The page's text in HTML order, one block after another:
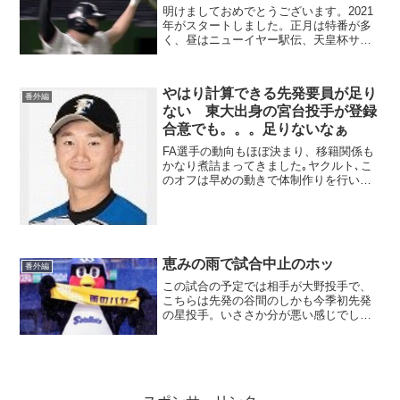
明けましておめでとうございます。2021
年がスタートしました。正月は特番が多
く、昼はニューイヤー駅伝、天皇杯サッ
い就寝に。スポーツ...
番外編
やはり計算できる先発要員が足り
ない 東大出身の宮台投手が登録
合意でも。。。足りないなぁ
FA選手の動向もほぼ決まり、移籍関係も
かなり煮詰まってきました｡ヤクルト､こ
のオフは早めの動きで体制作りを行いま
番外編 恵みの雨で試合中止のホッ
この試合の予定では相手が大野投手で、
こちらは先発の谷間のしかも今季初先発
の星投手。いささか分が悪い感じでし